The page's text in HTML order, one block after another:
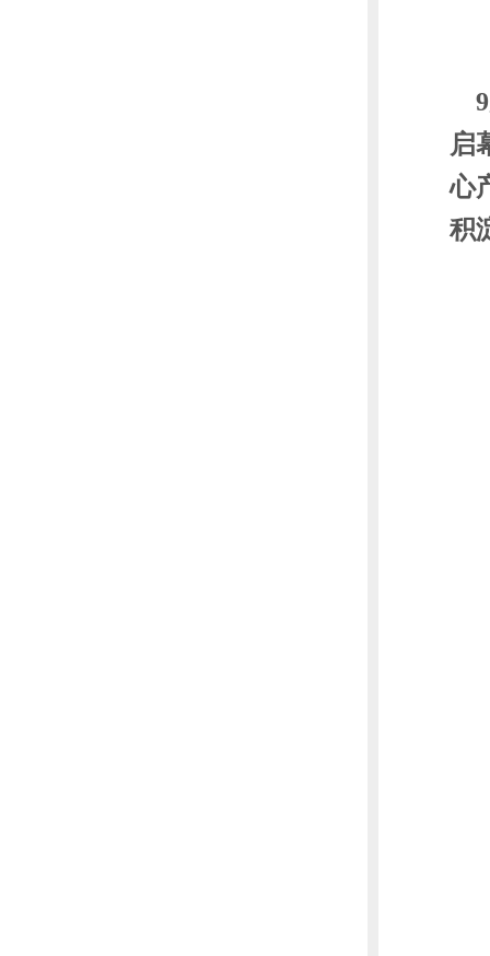
启
心
积